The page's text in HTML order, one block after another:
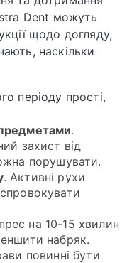
Dent можуть
щодо догляду,
наскільки
періоду прості,
.
захист від
порушувати.
. Активні рухи
на 10-15 хвилин
набряк.
повинні бути